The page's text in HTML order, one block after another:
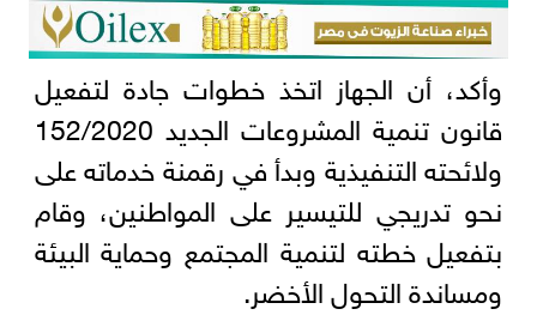
وأكد، أن الجهاز اتخذ خطوات جادة لتفعيل
قانون تنمية المشروعات الجديد 152/2020
ولائحته التنفيذية وبدأ في رقمنة خدماته على
نحو تدريجي للتيسير على المواطنين، وقام
بتفعيل خطته لتنمية المجتمع وحماية البيئة
ومساندة التحول الأخضر.